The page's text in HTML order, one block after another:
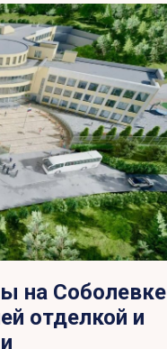
на Соболевке
отделкой и